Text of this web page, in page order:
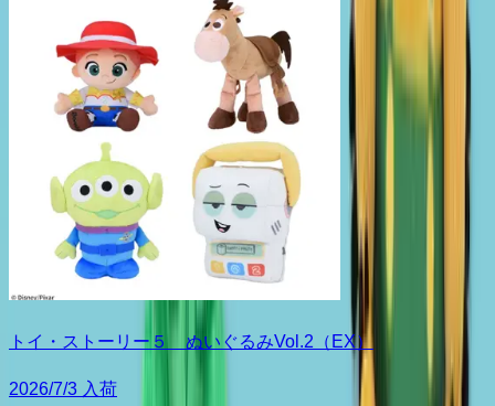
トイ・ストーリー５ ぬいぐるみVol.2（EX）
2026/7/3 入荷